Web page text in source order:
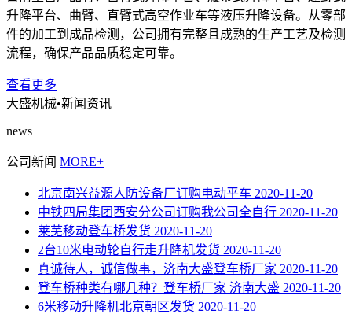
升降平台、曲臂、直臂式高空作业车等液压升降设备。从零部
件的加工到成品检测，公司拥有完整且成熟的生产工艺及检测
流程，确保产品品质稳定可靠。
查看更多
大盛机械•新闻资讯
news
公司新闻 MORE+
北京南兴益源人防设备厂订购电动平车 2020-11-20
中铁四局集团西安分公司订购我公司全自行 2020-11-20
莱芜移动登车桥发货 2020-11-20
2台10米电动轮自行走升降机发货 2020-11-20
真诚待人，诚信做事，济南大盛登车桥厂家 2020-11-20
登车桥种类有哪几种？登车桥厂家 济南大盛 2020-11-20
6米移动升降机北京朝区发货 2020-11-20